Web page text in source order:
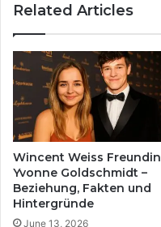
Related Articles
Wincent Weiss Freundin
Yvonne Goldschmidt –
Beziehung, Fakten und
Hintergründe
June 13, 2026